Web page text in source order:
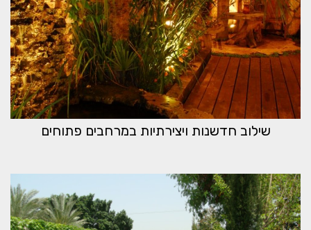
שילוב חדשנות ויצירתיות במרחבים פתוחים